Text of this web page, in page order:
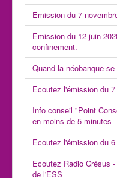
Emission du 7
Emission du 12 juin
confinement.
Quand la néobanque
Ecoutez l'émission du
Info conseil "Point
en moins de 5 minutes
Ecoutez l'émission du
Ecoutez Radio Crésus
de l'ESS